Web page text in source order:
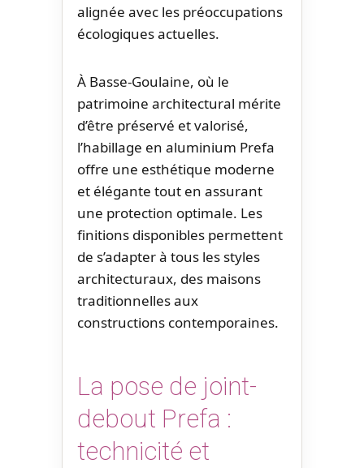
alignée avec les préoccupations
écologiques actuelles.
À Basse-Goulaine, où le
patrimoine architectural mérite
d’être préservé et valorisé,
l’habillage en aluminium Prefa
offre une esthétique moderne
et élégante tout en assurant
une protection optimale. Les
finitions disponibles permettent
de s’adapter à tous les styles
architecturaux, des maisons
traditionnelles aux
constructions contemporaines.
La pose de joint-
debout Prefa :
technicité et